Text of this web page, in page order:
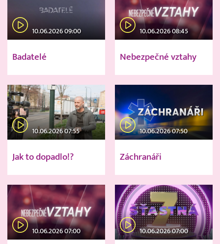
10.06.2026 09:00
Badatelé
10.06.2026 08:45
Nebezpečné vztahy
10.06.2026 07:55
Jak to dopadlo!?
10.06.2026 07:50
Záchranáři
10.06.2026 07:00 10.06.2026 07:00